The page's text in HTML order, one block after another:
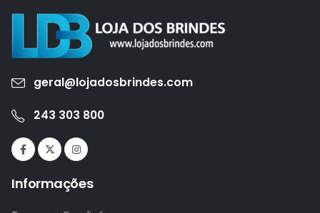
geral@lojadosbrindes.com
243 303 800
Informações